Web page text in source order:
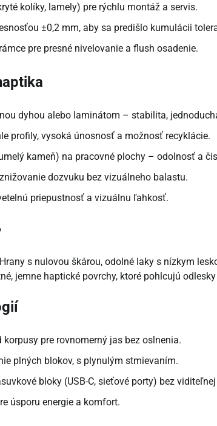
kolíky, lamely) pre rýchlu montáž a servis.
±0,2 mm, aby sa predišlo kumulácii
pre presné nivelovanie a flush osadenie.
dyhou alebo laminátom – stabilita,
profily, vysoká únosnosť a možnosť recyklácie.
kameň) na pracovné plochy – odolnosť a
dozvuku bez vizuálneho balastu.
priepustnosť a vizuálnu ľahkosť.
s nulovou škárou, odolné laky s nízkym
jemne haptické povrchy, ktoré pohlcujú
pre rovnomerný jas bez oslnenia.
plných blokov, s plynulým stmievaním.
bloky (USB-C, sieťové porty) bez
úsporu energie a komfort.